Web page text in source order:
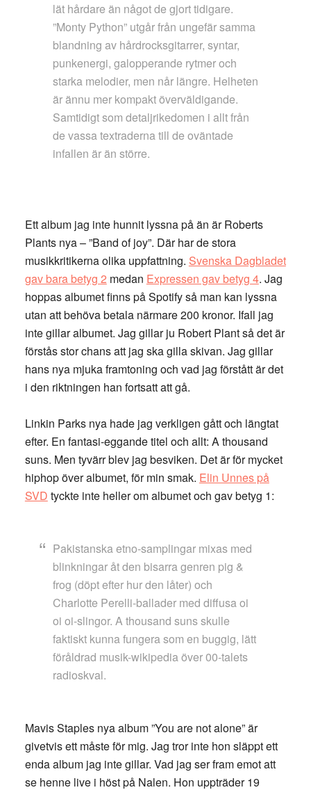
lät hårdare än något de gjort tidigare.
”Monty Python” utgår från ungefär samma
blandning av hårdrocksgitarrer, syntar,
punkenergi, galopperande rytmer och
starka melodier, men når längre. Helheten
är ännu mer kompakt överväldigande.
Samtidigt som detaljrikedomen i allt från
de vassa textraderna till de oväntade
infallen är än större.
Ett album jag inte hunnit lyssna på än är Roberts
Plants nya – ”Band of joy”. Där har de stora
musikkritikerna olika uppfattning. Svenska Dagbladet
gav bara betyg 2 medan Expressen gav betyg 4. Jag
hoppas albumet finns på Spotify så man kan lyssna
utan att behöva betala närmare 200 kronor. Ifall jag
inte gillar albumet. Jag gillar ju Robert Plant så det är
förstås stor chans att jag ska gilla skivan. Jag gillar
hans nya mjuka framtoning och vad jag förstått är det
i den riktningen han fortsatt att gå.
Linkin Parks nya hade jag verkligen gått och längtat
efter. En fantasi-eggande titel och allt: A thousand
suns. Men tyvärr blev jag besviken. Det är för mycket
hiphop över albumet, för min smak. Elin Unnes på
SVD tyckte inte heller om albumet och gav betyg 1:
Pakistanska etno-samplingar mixas med
blinkningar åt den bisarra genren pig &
frog (döpt efter hur den låter) och
Charlotte Perelli-ballader med diffusa oi
oi oi-slingor. A thousand suns skulle
faktiskt kunna fungera som en buggig, lätt
föråldrad musik-wikipedia över 00-talets
radioskval.
Mavis Staples nya album ”You are not alone” är
givetvis ett måste för mig. Jag tror inte hon släppt ett
enda album jag inte gillar. Vad jag ser fram emot att
se henne live i höst på Nalen. Hon uppträder 19